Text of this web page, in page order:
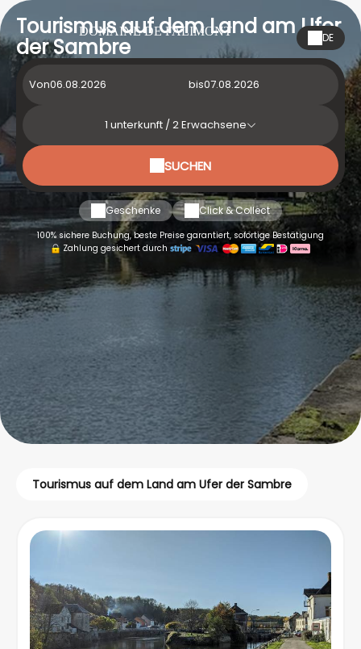
DOMAINE DE FALIMONT DE
Tourismus auf dem Land am Ufer
der Sambre
Von bis
1 unterkunft /2Erwachsene
SUCHEN
Geschenke Click & Collect
100% sichere Buchung, beste Preise garantiert, sofortige Bestätigung
Zahlung gesichert durch
Tourismus auf dem Land am Ufer der Sambre